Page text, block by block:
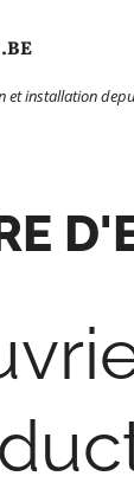
et installation